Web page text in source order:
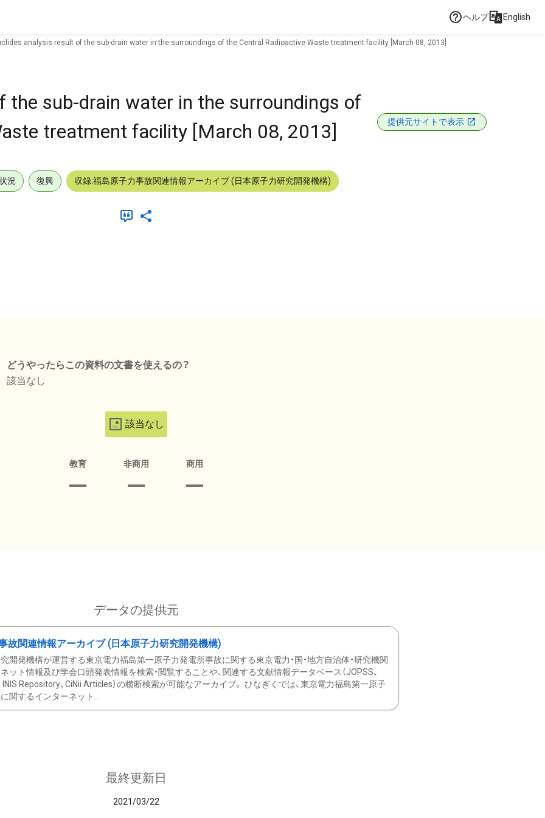
ヘルプ English
analysis result of the sub-drain water in the surroundings of the Central Radioactive Waste treatment facility [March 08, 2013]
the sub-drain water in the surroundings of
treatment facility [March 08, 2013]
提供元サイトで表示
況 復興 収録:福島原子力事故関連情報アーカイブ (日本原子力研究開発機構)
どうやったらこの資料の文書を使えるの？
該当なし
該当なし
教育 非商用 商用
データの提供元
故関連情報アーカイブ (日本原子力研究開発機構)
開発機構が運営する東京電力福島第一原子力発電所事故に関する東京電力・国・地方自治体・研究機関
ット情報及び学会口頭発表情報を検索・閲覧することや、関連する文献情報データベース（JOPSS、
INIS Repository、CiNii Articles）の横断検索が可能なアーカイブ。 ひなぎくでは、東京電力福島第一原子
関するインターネット...
最終更新日
2021/03/22